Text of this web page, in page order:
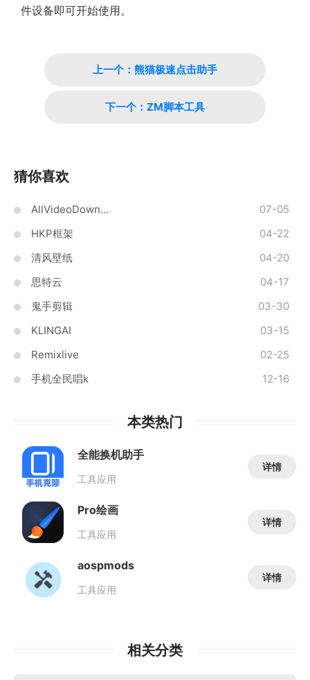
件设备即可开始使用。
上一个：熊猫极速点击助手
下一个：ZM脚本工具
猜你喜欢
AllVideoDown...
07-05
HKP框架
04-22
清风壁纸
04-20
思特云
04-17
鬼手剪辑
03-30
KLINGAI
03-15
Remixlive
02-25
手机全民唱k
12-16
本类热门
全能换机助手
工具应用
详情
Pro绘画
工具应用
详情
aospmods
工具应用
详情
相关分类